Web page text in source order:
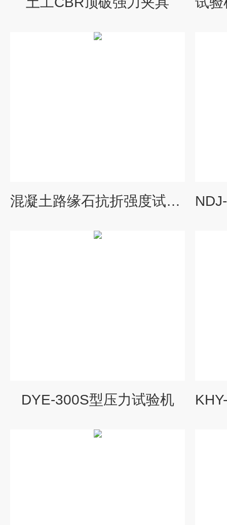
混凝土路缘石抗折强度试验夹具
DYE-300S型压力试验机